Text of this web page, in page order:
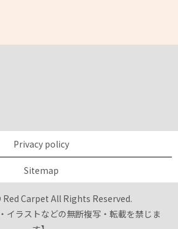
Privacy policy
Sitemap
Carpet All Rights Reserved.
イラストなどの無断複写・転載を禁じま